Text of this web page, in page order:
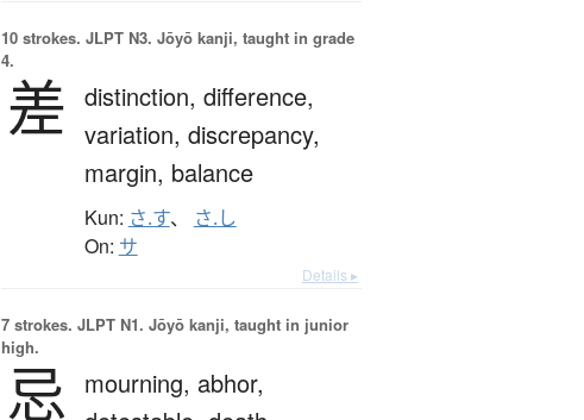
10 strokes. JLPT N3. Jōyō kanji, taught in grade
4.
差 distinction, difference,
variation, discrepancy,
margin, balance
Kun: さ.す、 さ.し
On: サ
Details ▸
7 strokes. JLPT N1. Jōyō kanji, taught in junior
high.
忌 mourning, abhor,